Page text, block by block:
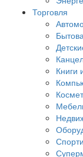
Торговля
Книги